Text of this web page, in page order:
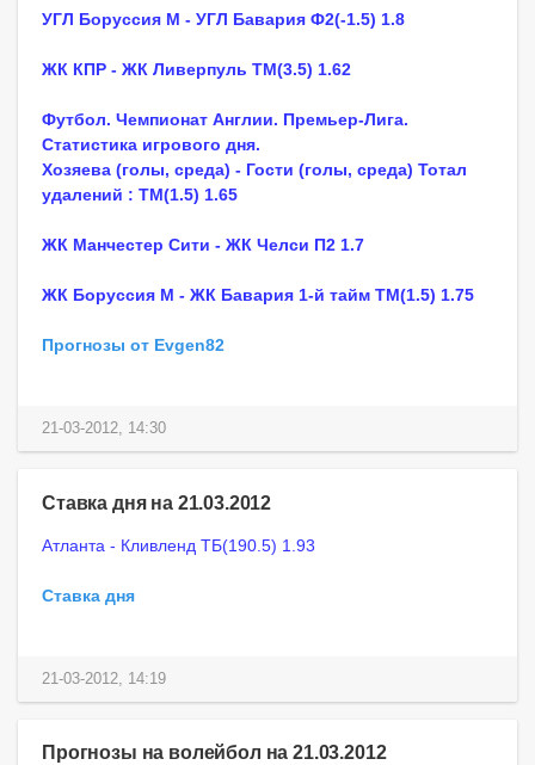
УГЛ Боруссия М - УГЛ Бавария Ф2(-1.5) 1.8
ЖК КПР - ЖК Ливерпуль ТМ(3.5) 1.62
Футбол. Чемпионат Англии. Премьер-Лига.
Статистика игрового дня.
Хозяева (голы, среда) - Гости (голы, среда) Тотал
удалений : ТМ(1.5) 1.65
ЖК Манчестер Сити - ЖК Челси П2 1.7
ЖК Боруссия М - ЖК Бавария 1-й тайм ТМ(1.5) 1.75
Прогнозы от Evgen82
21-03-2012, 14:30
Ставка дня на 21.03.2012
Атланта - Кливленд ТБ(190.5) 1.93
Ставка дня
21-03-2012, 14:19
Прогнозы на волейбол на 21.03.2012